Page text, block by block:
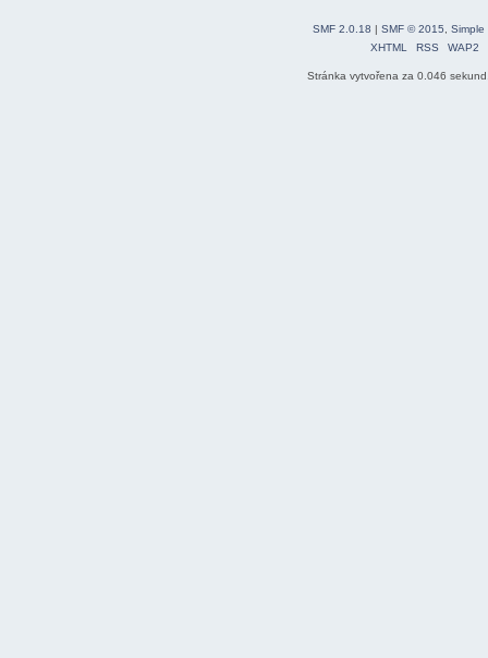
SMF 2.0.18 | SMF © 2015
Simple
XHTML
RSS WAP2
Stránka vytvořena za 0.046